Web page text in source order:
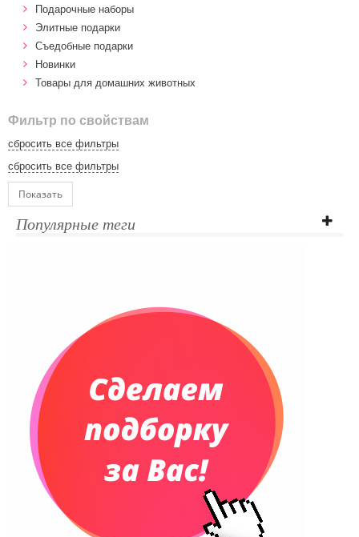
Подарочные наборы
Элитные подарки
Cъедобные подарки
Новинки
Товары для домашних животных
Фильтр по свойствам
сбросить все фильтры
сбросить все фильтры
Показать
Популярные теги